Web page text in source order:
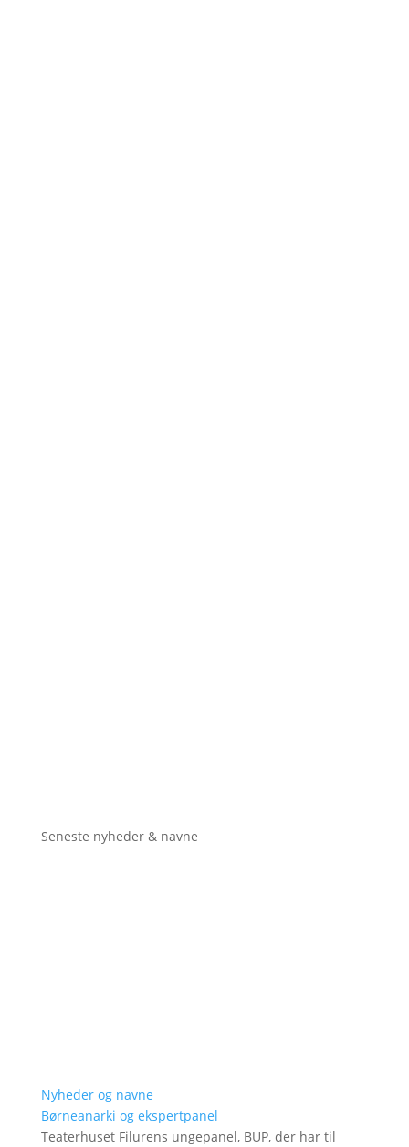
Seneste nyheder & navne
Nyheder og navne
Børneanarki og ekspertpanel
Teaterhuset Filurens ungepanel, BUP, der har til